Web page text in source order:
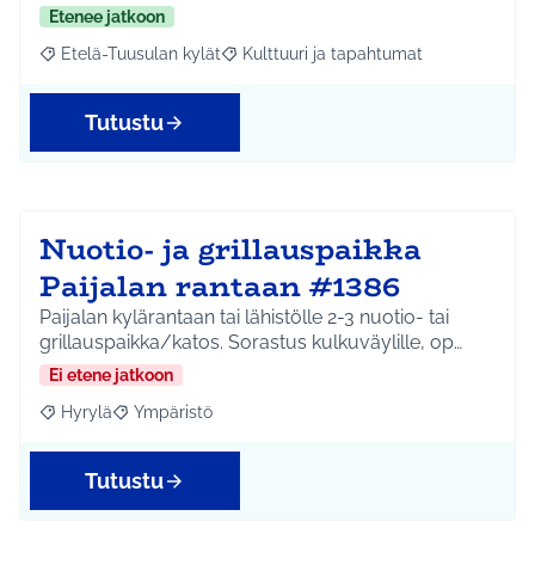
Etenee jatkoon
Rajaa tulokset aihepiirin mukaan: Etelä-Tuusulan kylät
Etelä-Tuusulan kylät Rajaa tulokset teeman mukaan:
Kulttuuri ja tapahtumat
Tutustu
Nuotio- ja grillauspaikka
Paijalan rantaan #1386
Paijalan kylärantaan tai lähistölle 2-3 nuotio- tai
grillauspaikka/katos. Sorastus kulkuväylille, op…
Ei etene jatkoon
Rajaa tulokset aihepiirin mukaan: Hyrylä
Hyrylä Rajaa tulokset teeman mukaan: Ympäristö
Ympäristö
Tutustu